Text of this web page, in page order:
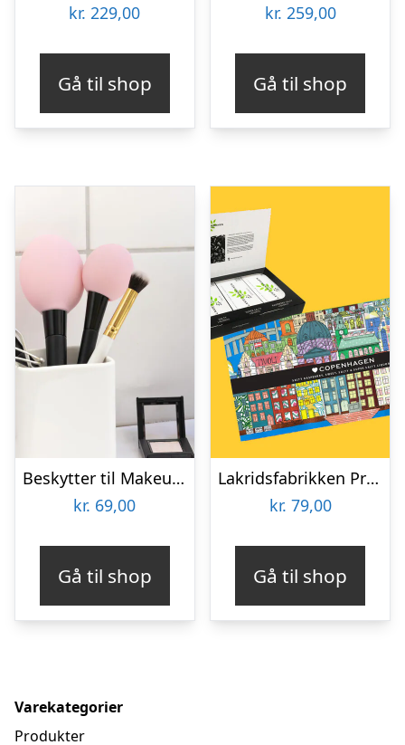
kr. 229,00
Gå til shop
kr. 259,00
Gå til shop
Beskytter til Makeupbørster 3-pak
kr. 69,00
Gå til shop
Lakridsfabrikken Premiumlakrids – Copenhagen
kr. 79,00
Gå til shop
Varekategorier
Produkter